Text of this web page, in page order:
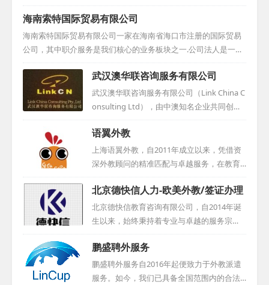
及办学许可证。自成立以来，我们一直致力于为多家知名民办幼
儿园和小学（诸如浦东的爱绿幼儿园、海富金太阳幼儿园、世纪
星幼儿园、万科实验小学、七宝外国语小学、洋泾外国语小学、
菊园小学和海桐小学等）稳定地输送外教老师，为这些学校提供
了质量上乘且数量充足的师资支持，因此在业界赢得了广泛的好
评与卓越的口碑。...
海南索特国际贸易有限公司
海南索特国际贸易有限公司一家在海南省海口市注册的国际贸易
公司，其中职介服务是我们核心的业务板块之一.公司法人是一位
长期在中国生活与工作的外籍人士，他拥有遍及全球的关系网络
和丰富的人力资源。我们深知每一位客户对于外教的需求都是独
特且个性化的，因此，我们致力于整合各方资源，按照您的具体
要求，为您精心挑选并推荐最合适的人才。请相信我们的专业与
实力，我们定将竭尽全力，确保您得到满意的服务。期待与您的
合作，共同开创美好的未来！...
武汉澳华联咨询服务有限公司
武汉澳华联咨询服务有限公司（Link China C
onsulting Ltd），由中澳知名企业共同创
立，是国际教育咨询领域的领军企业。自200
5年扎根武汉以来，我们专注于国际文化教
育、外籍人力资源及英语教学研发，提供一
站式综合服务。在澳洲昆士兰布里斯班，我
们也设有分支机构，拓展全球视野。经过多
年努力，我们在国际教育咨询、外教教材研
发、企业商务培训等领域成果斐然，广受国
内外客户好评。我们持有国家外专局颁发的
汇聚中外精英，以专业知识与技能，高效服
务各类客户。我们整合国内外资源，发...
语翼外教
上海语翼外教，自2011年成立以来，凭借资
深外教顾问的精准匹配与卓越服务，在教育
培训领域树立了良好口碑。作为上海语轶商
务咨询有限公司的核心板块，我们专注于为
各类教学机构、企事业单位及个人提供一对
一英语外教服务。我们严格筛选每一位外教
候选人，本地外教必经面对面面试与Demo展
示，外地外教则通过电话或网络面试。我们
杜绝随意推荐，确保深入了解每位外教的背
景与期望。我们对外教候选人要求严格，必
北京德快信人力-欧美外教/签证办理
北京德快信教育咨询有限公司，自2014年诞
生以来，始终秉持着专业与卓越的服务宗
旨。公司前身是北京博然智学教育科技有限
公司，经过岁月的洗礼与业务的不断拓展，
最终蜕变成为如今的名字——北京德快信教
育咨询有限公司。这家公司致力于成为一家
鹏盛聘外服务
鹏盛聘外服务自2016年起便致力于外教派遣
服务。如今，我们已具备全国范围内的合法